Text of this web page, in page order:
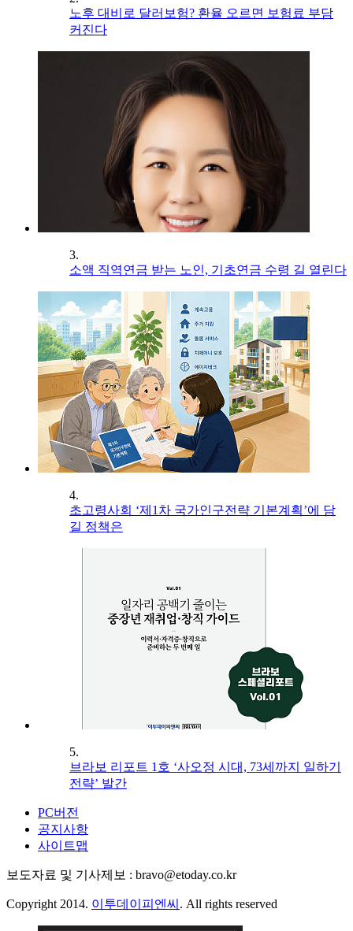
노후 대비로 달러보험? 환율 오르면 보험료 부담
커진다
3.
소액 직역연금 받는 노인, 기초연금 수령 길 열린다
4.
초고령사회 ‘제1차 국가인구전략 기본계획’에 담
길 정책은
5.
브라보 리포트 1호 ‘사오정 시대, 73세까지 일하기
전략’ 발간
PC버전
공지사항
사이트맵
보도자료 및 기사제보 : bravo@etoday.co.kr
Copyright 2014. 이투데이피엔씨 . All rights reserved